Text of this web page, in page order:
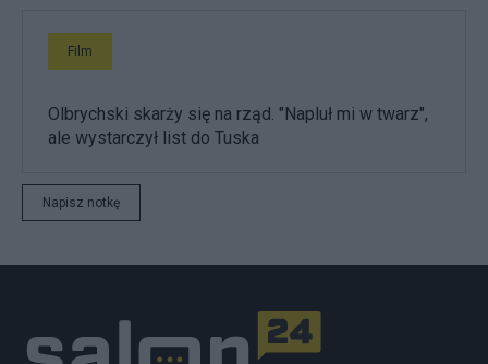
Film
Olbrychski skarży się na rząd. "Napluł mi w twarz",
ale wystarczył list do Tuska
Napisz notkę